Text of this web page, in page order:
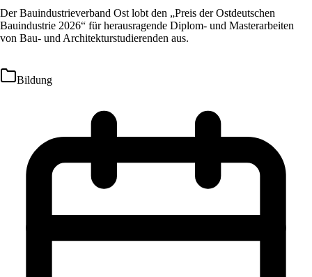
Der Bauindustrieverband Ost lobt den „Preis der Ostdeutschen
Bauindustrie 2026“ für herausragende Diplom- und Masterarbeiten
von Bau- und Architekturstudierenden aus.
Bildung